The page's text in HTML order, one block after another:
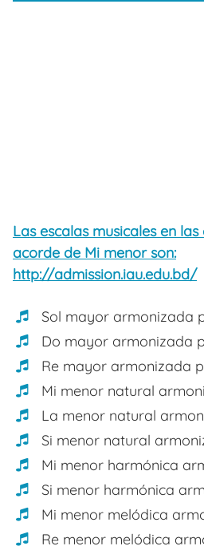
Las escalas musicales en
acorde de Mi menor son:
http://admission.iau.edu.bd/
Sol mayor armonizada
Do mayor armonizada
Re mayor armonizada
Mi menor natural
La menor natural
Si menor natural
Mi menor harmónica
Si menor harmónica
Mi menor melódica
Re menor melódica